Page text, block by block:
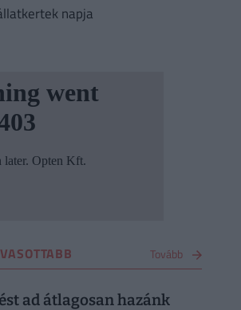
napja
Tovább
ad átlagosan hazánk